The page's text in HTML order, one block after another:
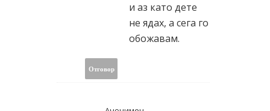
и аз като дете
не ядах, а сега го
обожавам.
Отговор